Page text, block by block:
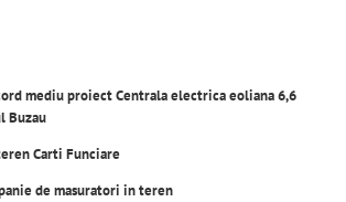
mediu proiect Centrala electrica eoliana 6,6
Buzau
Carti Funciare
de masuratori in teren